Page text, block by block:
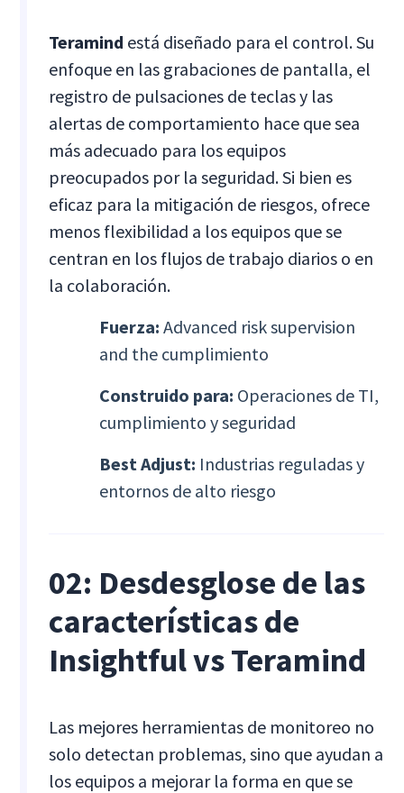
Teramind está diseñado para el control. Su
enfoque en las grabaciones de pantalla, el
registro de pulsaciones de teclas y las
alertas de comportamiento hace que sea
más adecuado para los equipos
preocupados por la seguridad. Si bien es
eficaz para la mitigación de riesgos, ofrece
menos flexibilidad a los equipos que se
centran en los flujos de trabajo diarios o en
la colaboración.
Fuerza: Advanced risk supervision
and the cumplimiento
Construido para: Operaciones de TI,
cumplimiento y seguridad
Best Adjust: Industrias reguladas y
entornos de alto riesgo
02: Desdesglose de las
características de
Insightful vs Teramind
Las mejores herramientas de monitoreo no
solo detectan problemas, sino que ayudan a
los equipos a mejorar la forma en que se